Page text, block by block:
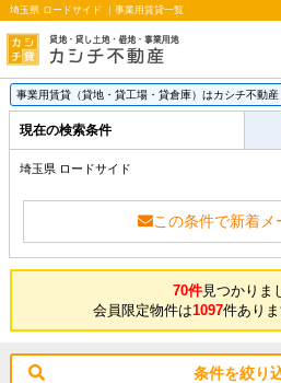
埼玉県 ロードサイド ｜事業用賃貸一覧
事業用賃貸（貸地・貸工場・貸倉庫）はカシチ不動産
現在の検索条件
埼玉県 ロードサイド
この条件で新着メ
70件見つかりま
会員限定物件は1097件あり
条件を絞り